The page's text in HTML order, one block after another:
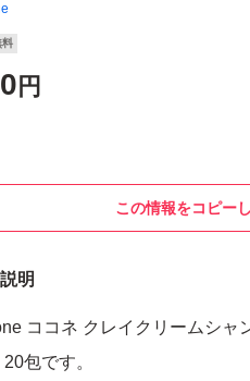
料
円
この情報をコピー
明
ココネ クレイクリームシャ
包です。